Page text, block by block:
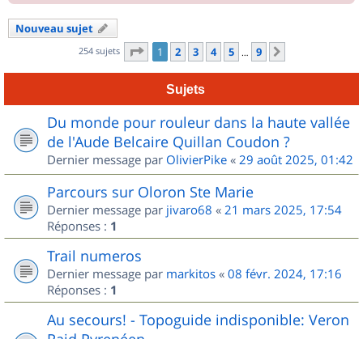
Nouveau sujet
254 sujets Page 1sur
1 2 3 4 5 … 9
Sujets
Du monde pour rouleur dans la haute vallée
de l'Aude Belcaire Quillan Coudon ?
Dernier message par OlivierPike « 29 août 2025, 01:42
Parcours sur Oloron Ste Marie
Dernier message par jivaro68 « 21 mars 2025, 17:54
Réponses : 1
Trail numeros
Dernier message par markitos « 08 févr. 2024, 17:16
Réponses : 1
Au secours! - Topoguide indisponible: Veron